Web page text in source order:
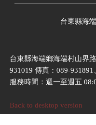
台東縣海
台東縣海端鄉海端村山界
931019 傳真：089-931891
服務時間：週一至週五
Back to desktop version